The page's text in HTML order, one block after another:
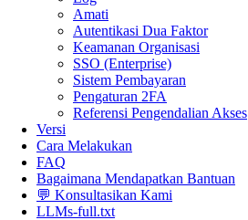
Amati
Autentikasi Dua Faktor
Keamanan Organisasi
SSO (Enterprise)
Sistem Pembayaran
Pengaturan 2FA
Referensi Pengendalian Akses
Versi
Cara Melakukan
FAQ
Bagaimana Mendapatkan Bantuan
💬 Konsultasikan Kami
LLMs-full.txt